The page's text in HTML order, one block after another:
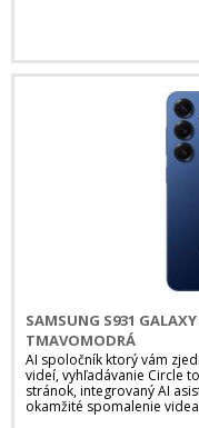
SAMSUNG S931
TMAVOMODRÁ
AI spoločník ktorý vám
videí, vyhľadávanie Circle
stránok, integrovaný AI
okamžité spomalenie